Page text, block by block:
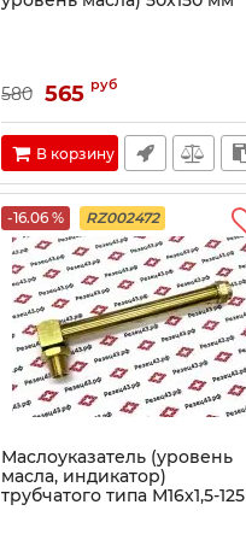
580 565 руб
В корзину
-16.06 % RZ002472
Маслоуказатель (уровень
масла, индикатор)
трубчатого типа М16х1,5-125